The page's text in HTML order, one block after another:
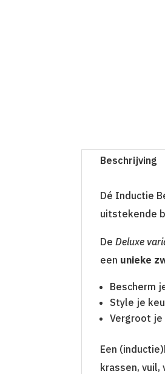
Beschrijving
Dé Inductie
uitstekende
DeDeluxe
een unieke
Bescherm
Style je
Vergroot je
Een
krassen,